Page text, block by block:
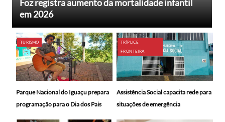
Foz registra aumento da mortalidade infantil
em 2026
TURISMO
Parque Nacional do Iguaçu prepara
programação para o Dia dos Pais
TRÍPLICE
FRONTEIRA
Assistência Social capacita rede para
situações de emergência